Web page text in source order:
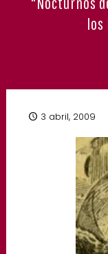
NATURALEZA Y
CENTRO DE
CUEVA DEL VIENTO
los
3 abril, 2009